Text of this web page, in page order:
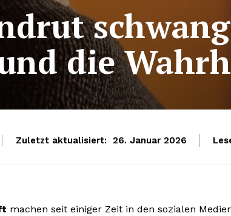
die
Zuletzt aktualisiert: 26. Januar 2026
machen seit einiger Zeit in den sozialen